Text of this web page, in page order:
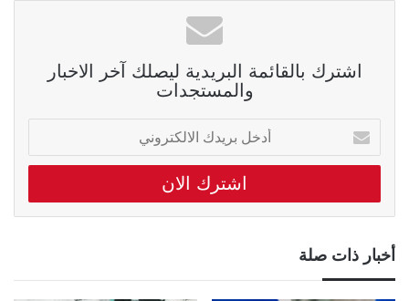
اشترك بالقائمة البريدية ليصلك آخر الاخبار
والمستجدات
أدخل
بريدك
الالكتروني
أخبار ذات صلة